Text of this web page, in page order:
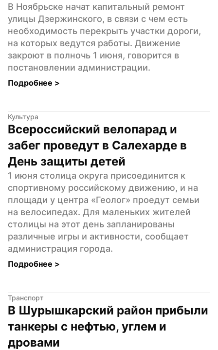
В Ноябрьске начат капитальный ремонт
улицы Дзержинского, в связи с чем есть
необходимость перекрыть участки дороги,
на которых ведутся работы. Движение
закроют в полночь 1 июня, говорится в
постановлении администрации.
Подробнее >
Культура
Всероссийский велопарад и
забег проведут в Салехарде в
День защиты детей
1 июня столица округа присоединится к
спортивному российскому движению, и на
площади у центра «Геолог» проедут семьи
на велосипедах. Для маленьких жителей
столицы на этот день запланированы
различные игры и активности, сообщает
администрация города.
Подробнее >
Транспорт
В Шурышкарский район прибыли
танкеры с нефтью, углем и
дровами